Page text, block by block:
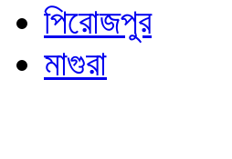
পিরোজপুর
মাগুরা